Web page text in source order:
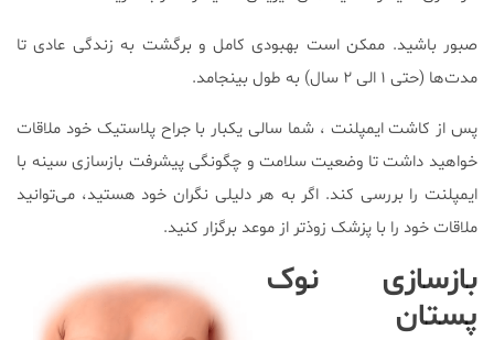
صبور باشید. ممکن است بهبودی کامل و برگشت به زندگی عادی تا
مدت‌ها (حتی ۱ الی ۲ سال) به طول بینجامد.
پس از کاشت ایمپلنت ، شما سالی یکبار با جراح پلاستیک خود ملاقات
خواهید داشت تا وضعیت سلامت و چگونگی پیشرفت بازسازی سینه با
ایمپلنت را بررسی کند. اگر به هر دلیلی نگران خود هستید، می‌توانید
ملاقات خود را با پزشک زوذتر از موعد برگزار کنید.
بازسازی نوک
پستان